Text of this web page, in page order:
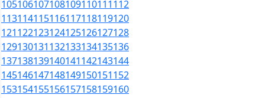
105106107108109110111112
113114115116117118119120
121122123124125126127128
129130131132133134135136
137138139140141142143144
145146147148149150151152
153154155156157158159160